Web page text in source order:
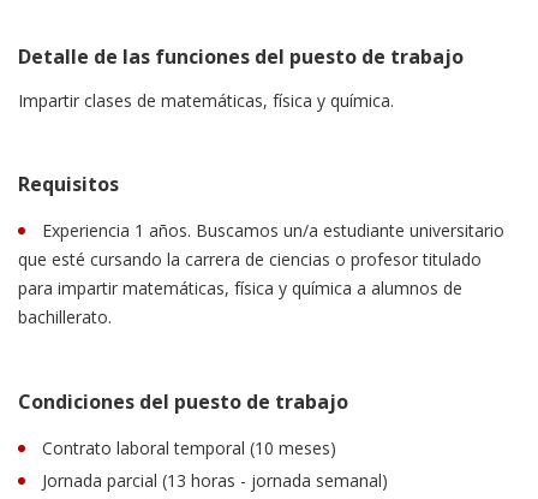
Detalle de las funciones del puesto de trabajo
Impartir clases de matemáticas, física y química.
Requisitos
Experiencia 1 años. Buscamos un/a estudiante universitario
que esté cursando la carrera de ciencias o profesor titulado
para impartir matemáticas, física y química a alumnos de
bachillerato.
Condiciones del puesto de trabajo
Contrato laboral temporal (10 meses)
Jornada parcial (13 horas - jornada semanal)